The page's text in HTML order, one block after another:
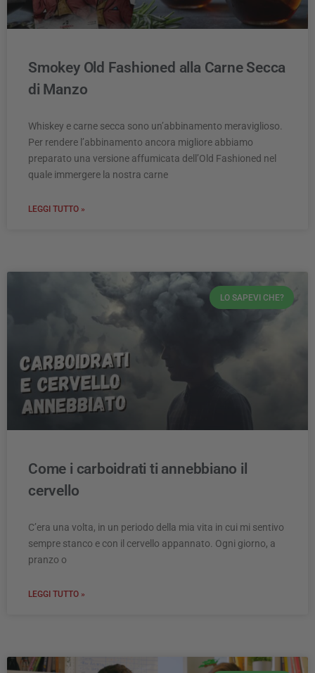
Smokey Old Fashioned alla Carne Secca
di Manzo
Whiskey e carne secca sono un’abbinamento meraviglioso.
Per rendere l’abbinamento ancora migliore abbiamo
preparato una versione affumicata dell’Old Fashioned nel
quale immergere la nostra carne
LEGGI TUTTO »
LO SAPEVI CHE?
Come i carboidrati ti annebbiano il
cervello
C’era una volta, in un periodo della mia vita in cui mi sentivo
sempre stanco e con il cervello appannato. Ogni giorno, a
pranzo o
LEGGI TUTTO »